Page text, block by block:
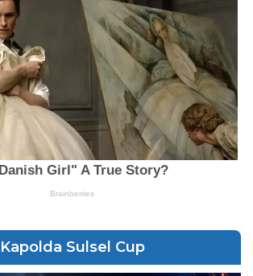
Kapolda Sulsel Cup